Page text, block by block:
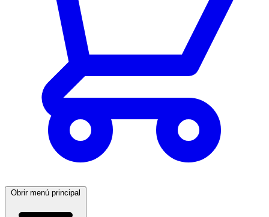
Obrir menú principal